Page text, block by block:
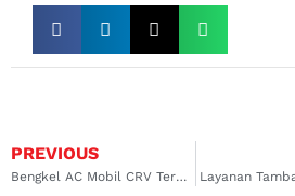
PREVIOUS
Bengkel AC Mobil CRV Terbaik di Kalimalang